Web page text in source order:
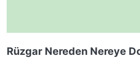
Rüzgar Nereden Nereye